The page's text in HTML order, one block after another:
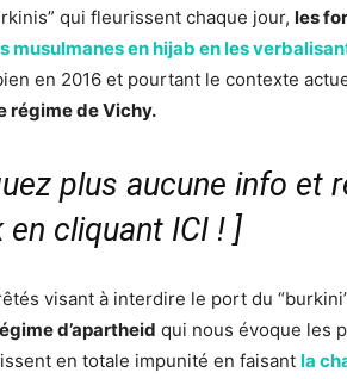
qui fleurissent chaque jour, les
musulmanes en hijab en les
en 2016 et pourtant le contexte
régime de Vichy.
plus aucune info et
en cliquant ICI ! ]
visant à interdire le port du
d’apartheid qui nous évoque les
en totale impunité en faisant la